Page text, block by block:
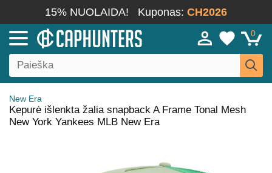
15% NUOLAIDA! Kuponas: CH2026
0
New Era
Kepurė išlenkta žalia snapback A Frame Tonal Mesh
New York Yankees MLB New Era